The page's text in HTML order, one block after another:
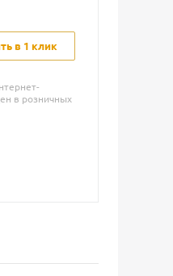
в 1 клик
в розничных